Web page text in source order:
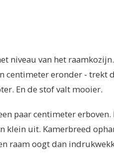
niveau van het
centimeter eronder - trekt
En de stof valt mooier.
paar centimeter erboven.
klein uit. Kamerbreed
raam oogt dan